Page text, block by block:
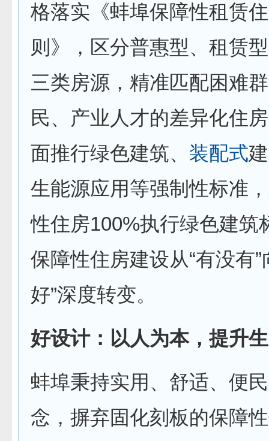
格落实《蚌埠保障性租赁
则》，区分普惠型、租赁
三类房源，精准匹配困难
民、产业人才的差异化住
面推行绿色建筑、 装配式
生能源应用等强制性标准
性住房100%执行绿色建筑
保障性住房建设从“有没有”
好”深度转变。
好设计：以人为本，提升
蚌埠秉持实用、舒适、便
念，摒弃固化刻板的保障